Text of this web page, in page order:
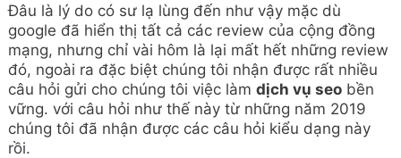
Đâu là lý do có sư lạ lùng đến như vậy mặc dù
google đã hiển thị tất cả các review của cộng đồng
mạng, nhưng chỉ vài hôm là lại mất hết những review
đó, ngoài ra đặc biệt chúng tôi nhận được rất nhiều
câu hỏi gửi cho chúng tôi việc làm dịch vụ seo bền
vững. với câu hỏi như thế này từ những năm 2019
chúng tôi đã nhận được các câu hỏi kiểu dạng này
rồi.